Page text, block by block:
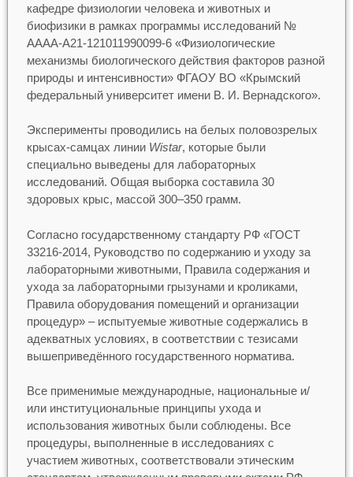
кафедре физиологии человека и животных и
биофизики в рамках программы исследований №
АААА-А21-121011990099-6 «Физиологические
механизмы биологического действия факторов разной
природы и интенсивности» ФГАОУ ВО «Крымский
федеральный университет имени В. И. Вернадского».
Эксперименты проводились на белых половозрелых
крысах-самцах линии Wistar, которые были
специально выведены для лабораторных
исследований. Общая выборка составила 30
здоровых крыс, массой 300–350 грамм.
Согласно государственному стандарту РФ «ГОСТ
33216-2014, Руководство по содержанию и уходу за
лабораторными животными, Правила содержания и
ухода за лабораторными грызунами и кроликами,
Правила оборудования помещений и организации
процедур» – испытуемые животные содержались в
адекватных условиях, в соответствии с тезисами
вышеприведённого государственного норматива.
Все применимые международные, национальные и/
или институциональные принципы ухода и
использования животных были соблюдены. Все
процедуры, выполненные в исследованиях с
участием животных, соответствовали этическим